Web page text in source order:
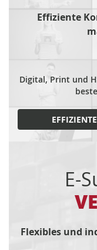
Effiziente
Digital, Print und
E-
Flexibles und